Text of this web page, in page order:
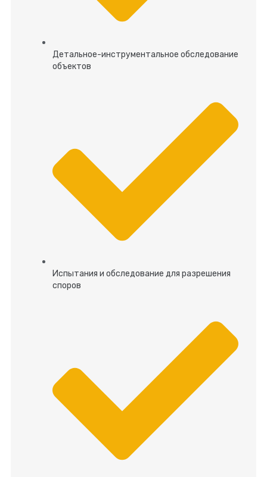
Детальное-инструментальное обследование
объектов
Испытания и обследование для разрешения
споров